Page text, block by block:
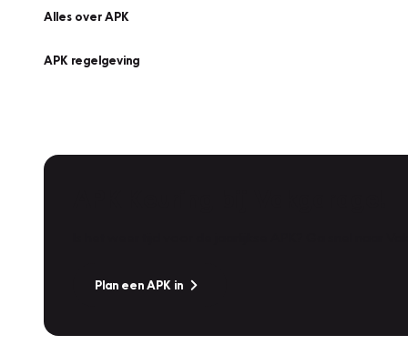
Alles over APK
APK regelgeving
Plan een APK in